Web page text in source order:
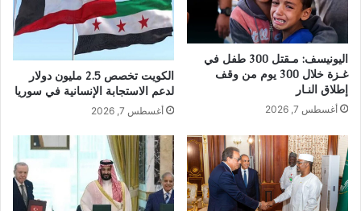
اليونيسف: مـقتل 300 طفل في
غـزة خلال 300 يوم من وقف
إطلاق النـار
أغسطس 7, 2026
الكويت تخصص 2.5 مليون دولار
لدعم الاستجابة الإنسانية في سوريا
أغسطس 7, 2026